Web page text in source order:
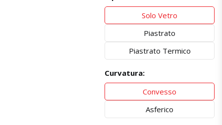
Solo Vetro
Piastrato
Piastrato Termico
Curvatura:
Convesso
Asferico